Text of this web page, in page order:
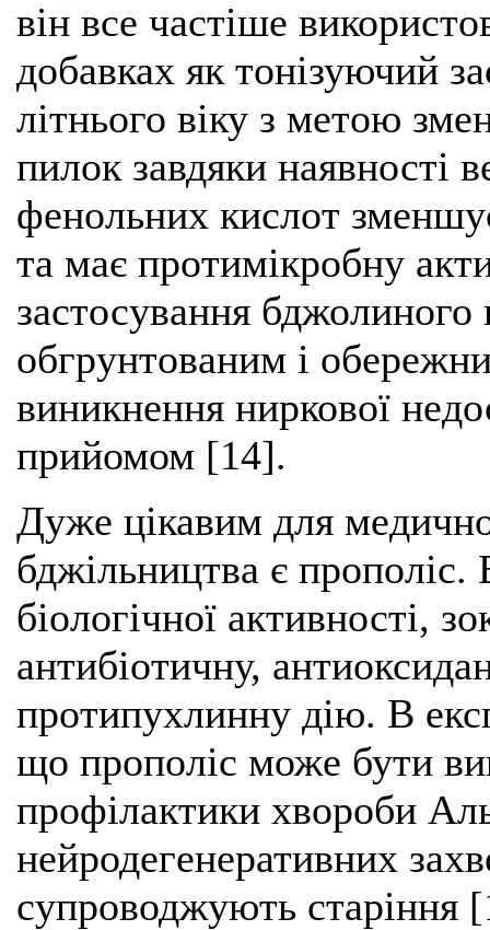
він все частіше
добавках як тонізуючий
літнього віку з метою
пилок завдяки наявності
фенольних кислот
та має протимікробну
застосування
обгрунтованим і
виникнення ниркової
прийомом [14].
Дуже цікавим для
бджільництва є
біологічної активності,
антибіотичну,
протипухлинну дію. В
що прополіс може бути
профілактики хвороби
нейродегенеративних
супроводжують старіння